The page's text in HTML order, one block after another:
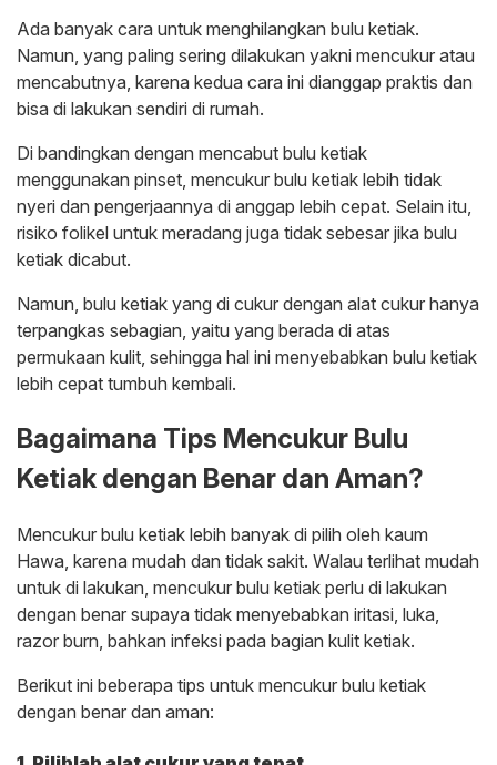
Ada banyak cara untuk menghilangkan bulu ketiak.
Namun, yang paling sering dilakukan yakni mencukur atau
mencabutnya, karena kedua cara ini dianggap praktis dan
bisa di lakukan sendiri di rumah.
Di bandingkan dengan mencabut bulu ketiak
menggunakan pinset, mencukur bulu ketiak lebih tidak
nyeri dan pengerjaannya di anggap lebih cepat. Selain itu,
risiko folikel untuk meradang juga tidak sebesar jika bulu
ketiak dicabut.
Namun, bulu ketiak yang di cukur dengan alat cukur hanya
terpangkas sebagian, yaitu yang berada di atas
permukaan kulit, sehingga hal ini menyebabkan bulu ketiak
lebih cepat tumbuh kembali.
Bagaimana Tips Mencukur Bulu
Ketiak dengan Benar dan Aman?
Mencukur bulu ketiak lebih banyak di pilih oleh kaum
Hawa, karena mudah dan tidak sakit. Walau terlihat mudah
untuk di lakukan, mencukur bulu ketiak perlu di lakukan
dengan benar supaya tidak menyebabkan iritasi, luka,
razor burn, bahkan infeksi pada bagian kulit ketiak.
Berikut ini beberapa tips untuk mencukur bulu ketiak
dengan benar dan aman: